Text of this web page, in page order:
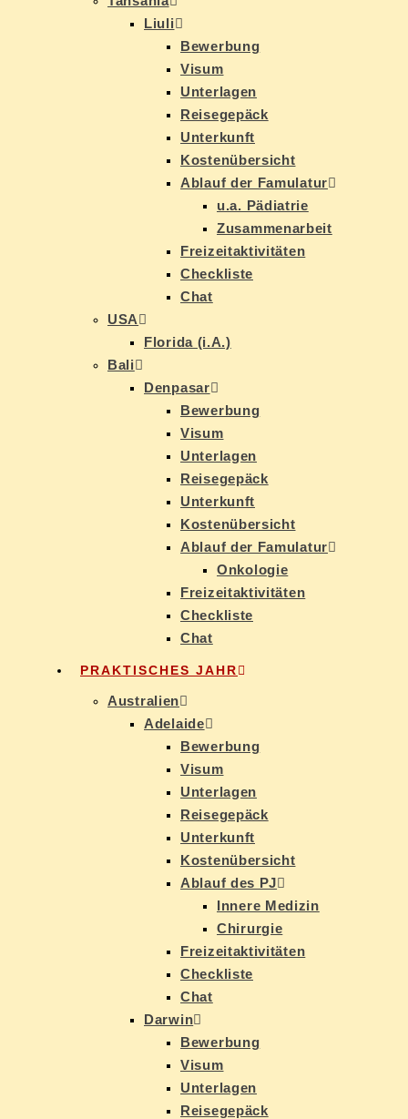
Liu­li
Be­wer­bung
Vi­sum
Un­ter­la­gen
Rei­se­ge­päck
Un­ter­kunft
Kos­ten­über­sicht
Ab­lauf der Famulatur
u.a. Päd­ia­trie
Zu­sam­men­ar­beit
Frei­zeit­ak­ti­vi­tä­ten
Check­lis­te
Chat
USA
Flo­ri­da (i.A.)
Ba­li
Den­pasar
Be­wer­bung
Vi­sum
Un­ter­la­gen
Rei­se­ge­päck
Un­ter­kunft
Kos­ten­über­sicht
Ab­lauf der Famulatur
On­ko­lo­gie
Frei­zeit­ak­ti­vi­tä­ten
Check­lis­te
Chat
PRAK­TI­SCHES JAHR
Aus­tra­li­en
Ade­lai­de
Be­wer­bung
Vi­sum
Un­ter­la­gen
Rei­se­ge­päck
Un­ter­kunft
Kos­ten­über­sicht
Ab­lauf des PJ
In­ne­re Medizin
Chir­ur­gie
Frei­zeit­ak­ti­vi­tä­ten
Check­lis­te
Chat
Dar­win
Be­wer­bung
Vi­sum
Un­ter­la­gen
Rei­se­ge­päck